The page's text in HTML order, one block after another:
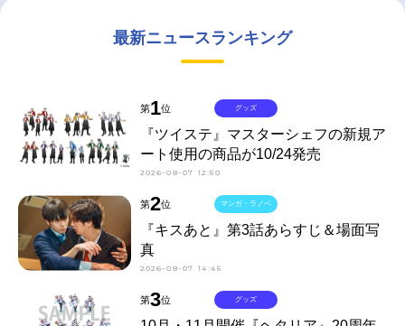
最新ニュースランキング
第1位
『ツイステ』マスターシェフの新規ア
ート使用の商品が10/24発売
2026-08-07 12:50
グッズ
第2位
『キスあと』第3話あらすじ＆場面写
真
2026-08-07 14:45
マンガ・ラノベ
第3位 グッズ